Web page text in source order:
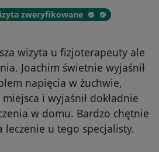
zweryfikowane
wizyta u fizjoterapeuty ale
Joachim świetnie wyjaśnił
napięcia w żuchwie,
i wyjaśnił dokładnie
w domu. Bardzo chętnie
leczenie u tego specjalisty.